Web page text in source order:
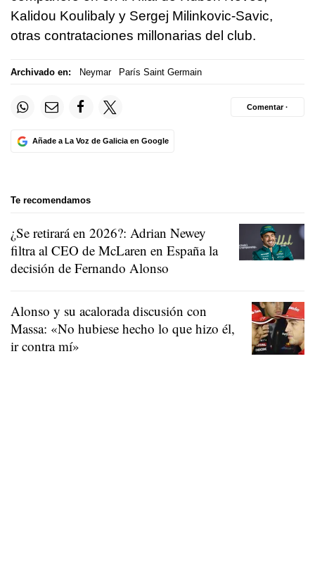
Kalidou Koulibaly y Sergej Milinkovic-Savic,
otras contrataciones millonarias del club.
Archivado en: Neymar París Saint Germain
Añade a La Voz de Galicia en Google
Comentar ·
Te recomendamos
¿Se retirará en 2026?: Adrian Newey
filtra al CEO de McLaren en España la
decisión de Fernando Alonso
Alonso y su acalorada discusión con
Massa: «No hubiese hecho lo que hizo él,
ir contra mí»